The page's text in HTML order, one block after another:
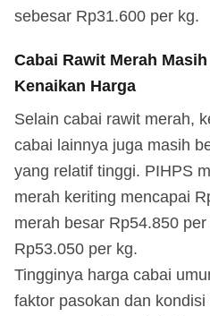
sebesar Rp31.600 per kg.
Cabai Rawit Merah
Kenaikan Harga
Selain cabai rawit merah,
cabai lainnya juga masih
yang relatif tinggi. PIHPS
merah keriting mencapai
merah besar Rp54.850
Rp53.050 per kg.
Tingginya harga cabai
faktor pasokan dan